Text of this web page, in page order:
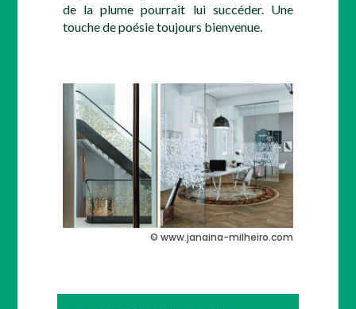
de la plume pourrait lui succéder. Une
touche de poésie toujours bienvenue.
© www.janaina-milheiro.com